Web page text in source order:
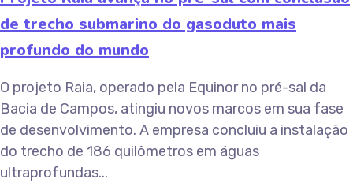
de trecho submarino do gasoduto mais
profundo do mundo
O projeto Raia, operado pela Equinor no pré-sal da
Bacia de Campos, atingiu novos marcos em sua fase
de desenvolvimento. A empresa concluiu a instalação
do trecho de 186 quilômetros em águas
ultraprofundas...